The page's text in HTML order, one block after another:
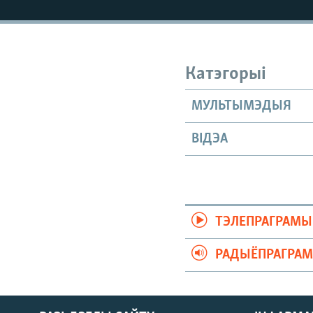
КАЛЯНДАР
НА ХВАЛЯХ СВАБОДЫ
Катэгорыі
МУЛЬТЫМЭДЫЯ
ВІДЭА
ТЭЛЕПРАГРАМЫ